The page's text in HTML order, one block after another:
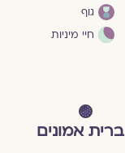
גוף
חיי מיניות
ברית אמונים